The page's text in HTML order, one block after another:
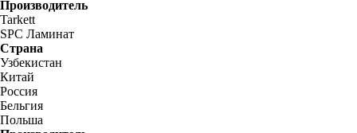
Производитель
Tarkett
SPC Ламинат
Страна
Узбекистан
Китай
Россия
Бельгия
Польша